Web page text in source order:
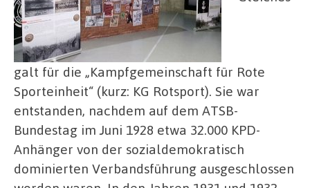
galt für die „Kampfgemeinschaft für Rote
Sporteinheit“ (kurz: KG Rotsport). Sie war
entstanden, nachdem auf dem ATSB-
Bundestag im Juni 1928 etwa 32.000 KPD-
Anhänger von der sozialdemokratisch
dominierten Verbandsführung ausgeschlossen